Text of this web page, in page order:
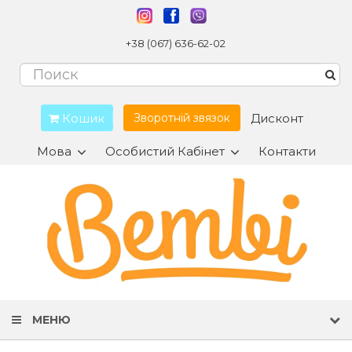
+38 (067) 636-62-02
Кошик Зворотній звязок Дисконт
Мова Особистий Кабінет Контакти
МЕНЮ